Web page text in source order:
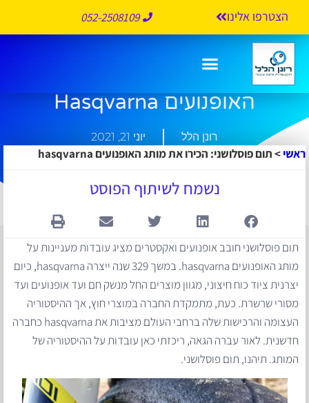
הצטרפו אלינו 052-2508109
תום פוסלושני: הכירו את מותג
האופנועים Hasqvarna
רונן הלל יוני 21, 2021
ראשי>תום פוסלושני: הכירו את מותג האופנועים hasqvarna
נשמח לשיתוף הפוסט
תום פוסלושני חובב אופנועים ואקסטרים מציג עובדות מעניינות על
מותג האופנועים hasqvarna. במשך 329 שנה ייצרה hasqvarna, כיום
יצרנית ציוד כוח חיצוני, מגוון מוצרים החל מנשק חם ועד אופנועים ועד
מסורי שרשרת. כעת, מתמקדת החברה במוצרי חוץ, אך ההיסטוריה
העצומה והרכישות שלה ברחבי העולם מציבות את hasqvarna כחברה
חדשנית. לאור עברה הגאה, ריכזתי כאן עובדות על ההיסטוריה של
המותג. תיהנו, תום פוסלושני.